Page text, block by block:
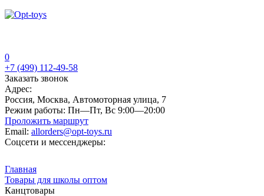
0
+7 (499) 112-49-58
Заказать звонок
Адрес:
Россия, Москва, Автомоторная улица, 7
Режим работы: Пн—Пт, Вс 9:00—20:00
Проложить маршрут
Email: allorders@opt-toys.ru
Соцсети и мессенджеры:
Главная
Товары для школы оптом
Канцтовары